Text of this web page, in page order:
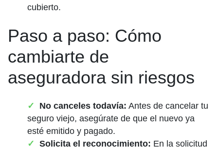
cubierto.
Paso a paso: Cómo
cambiarte de
aseguradora sin riesgos
No canceles todavía: Antes de cancelar tu
seguro viejo, asegúrate de que el nuevo ya
esté emitido y pagado.
Solicita el reconocimiento: En la solicitud